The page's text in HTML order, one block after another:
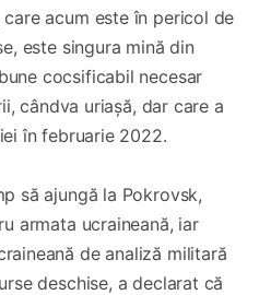
acum este în pericol de
este singura mină din
cocsificabil necesar
cândva uriașă, dar care a
în februarie 2022.
să ajungă la Pokrovsk,
armata ucraineană, iar
de analiză militară
deschise, a declarat că